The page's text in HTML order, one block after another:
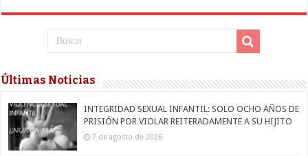
Últimas Noticias
INTEGRIDAD SEXUAL INFANTIL: SOLO OCHO AÑOS DE
PRISIÓN POR VIOLAR REITERADAMENTE A SU HIJITO
7 de agosto de 2026